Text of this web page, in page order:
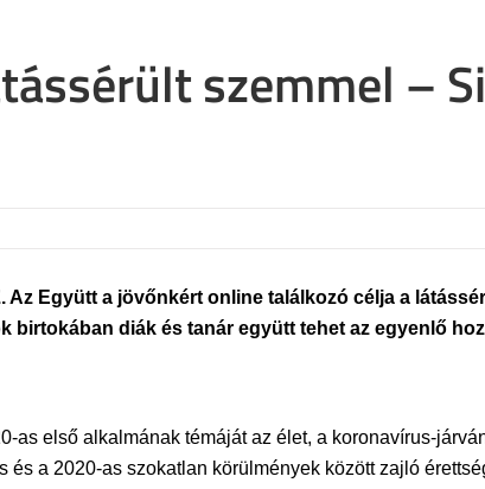
szemmel –
Az Együtt a jövőnkért online találkozó célja a
birtokában diák és tanár együtt tehet az egyenlő
as első alkalmának témáját az élet, a koronavírus-
a 2020-as szokatlan körülmények között zajló